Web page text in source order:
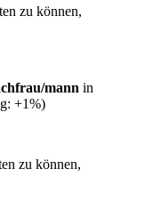
zu können,
mann in
+1%)
zu können,